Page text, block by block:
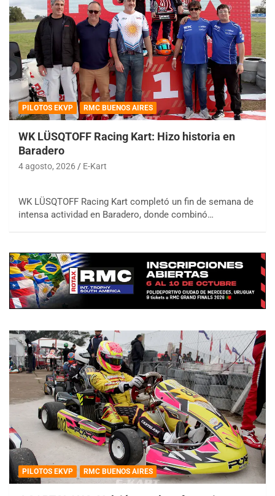
PILOTOS EKVP RMC BUENOS AIRES
WK LÜSQTOFF Racing Kart: Hizo historia en
Baradero
4 agosto, 2026 E-Kart
WK LÜSQTOFF Racing Kart completó un fin de semana de
intensa actividad en Baradero, donde combinó…
PILOTOS EKVP RMC BUENOS AIRES